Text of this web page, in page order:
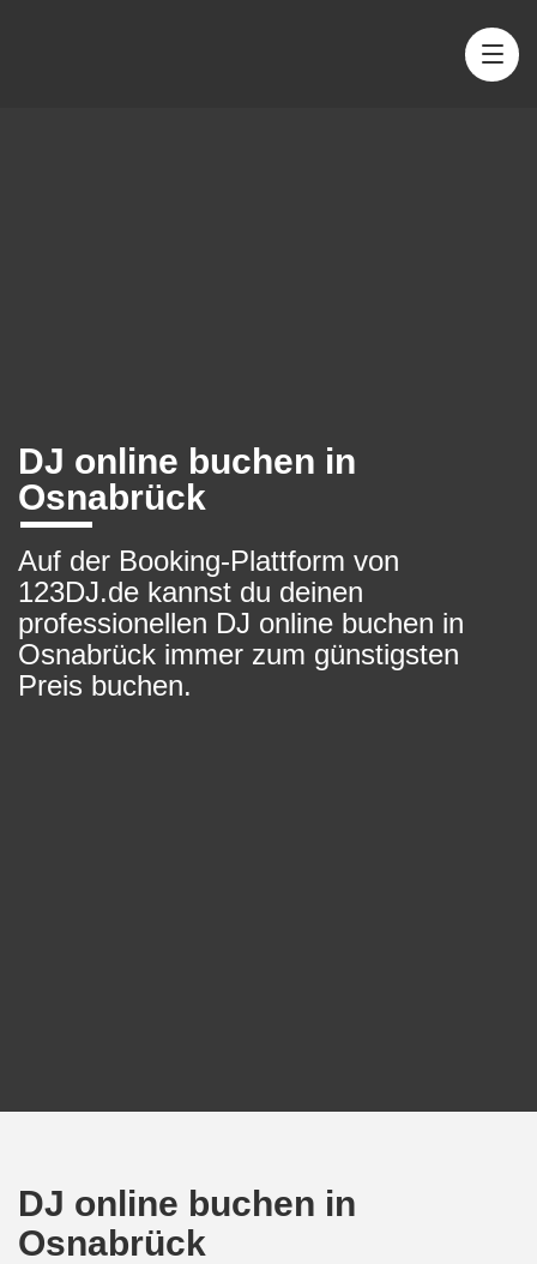
DJ online buchen in
Osnabrück
Auf der Booking-Plattform von
123DJ.de kannst du deinen
professionellen DJ online buchen in
Osnabrück immer zum günstigsten
Preis buchen.
DJ online buchen in
Osnabrück